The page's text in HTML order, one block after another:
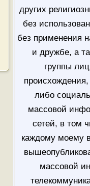
других
без
без применения
и дружбе, а
группы
либо
массовой
сетей, в том
каждому моему
массовой